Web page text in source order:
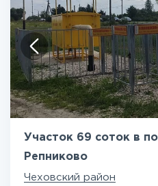
Участок 69 соток в
Репниково
Чеховский район